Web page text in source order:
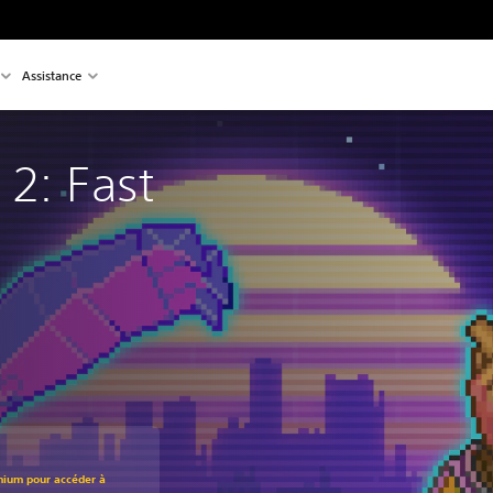
Assistance
2: Fast
pour accéder à